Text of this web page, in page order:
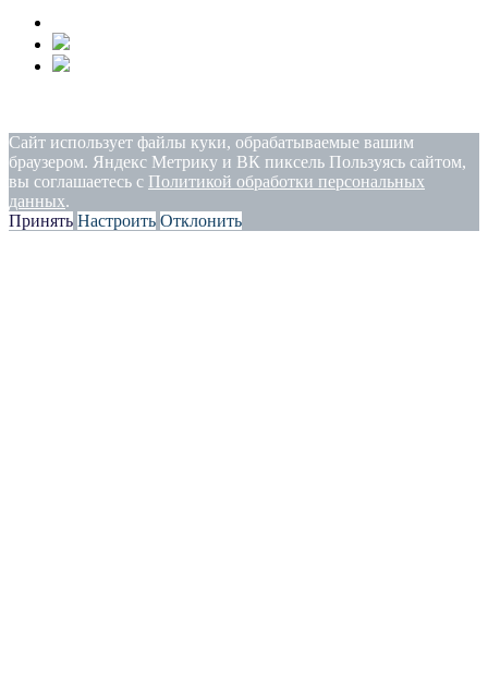
Сайт использует файлы куки, обрабатываемые вашим
браузером. Яндекс Метрику и ВК пиксель Пользуясь сайтом,
вы соглашаетесь с Политикой обработки персональных
данных.
Принять Настроить Отклонить